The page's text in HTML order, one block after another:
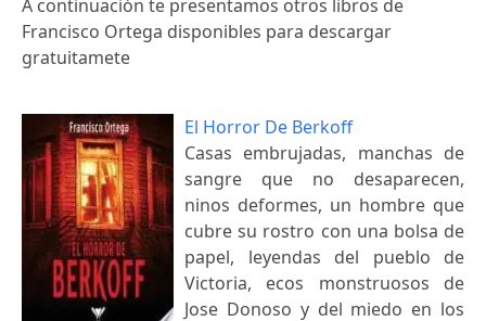
A continuación te presentamos otros libros de
Francisco Ortega disponibles para descargar
gratuitamete
El Horror De Berkoff
Casas embrujadas, manchas de
sangre que no desaparecen,
ninos deformes, un hombre que
cubre su rostro con una bolsa de
papel, leyendas del pueblo de
Victoria, ecos monstruosos de
Jose Donoso y del miedo en los